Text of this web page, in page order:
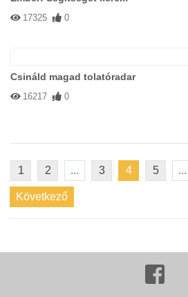
17325 0
Csináld magad tolatóradar
16217 0
1 2 ... 3 4 5 ...
Következő